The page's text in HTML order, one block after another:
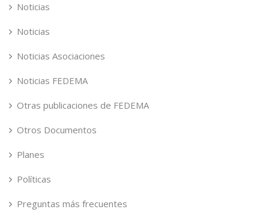
Noticias
Noticias
Noticias Asociaciones
Noticias FEDEMA
Otras publicaciones de FEDEMA
Otros Documentos
Planes
Políticas
Preguntas más frecuentes